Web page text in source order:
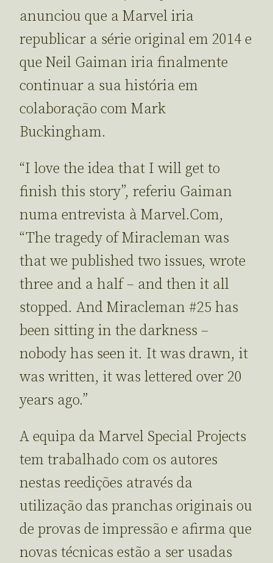
anunciou que a Marvel iria
republicar a série original em 2014 e
que Neil Gaiman iria finalmente
continuar a sua história em
colaboração com Mark
Buckingham.
“I love the idea that I will get to
finish this story”, referiu Gaiman
numa entrevista à Marvel.Com,
“The tragedy of Miracleman was
that we published two issues, wrote
three and a half – and then it all
stopped. And Miracleman #25 has
been sitting in the darkness –
nobody has seen it. It was drawn, it
was written, it was lettered over 20
years ago.”
A equipa da Marvel Special Projects
tem trabalhado com os autores
nestas reedições através da
utilização das pranchas originais ou
de provas de impressão e afirma que
novas técnicas estão a ser usadas